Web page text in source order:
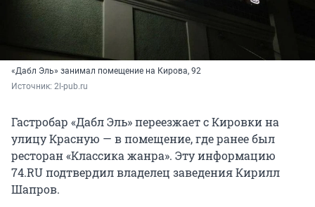
«Дабл Эль» занимал помещение на Кирова, 92
Источник: 2l-pub.ru
Гастробар «Дабл Эль» переезжает с Кировки на
улицу Красную — в помещение, где ранее был
ресторан «Классика жанра». Эту информацию
74.RU подтвердил владелец заведения Кирилл
Шапров.